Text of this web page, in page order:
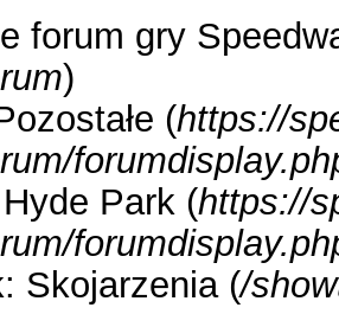
forum gry
)
(https://
Park (https://
Skojarzenia (/